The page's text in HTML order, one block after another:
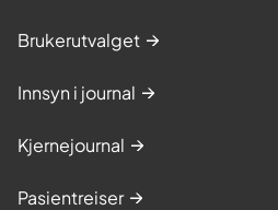
Brukerutvalget
Innsyn i journal
Kjernejournal
Pasientreiser